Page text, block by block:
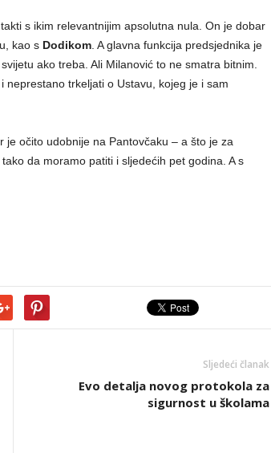
s ikim relevantnijim apsolutna nula. On je dobar
kao sDodikom. A glavna funkcija predsjednika je
ako treba. Ali Milanović to ne smatra bitnim.
neprestano trkeljati o Ustavu, kojeg je i sam
očito udobnije na Pantovčaku – a što je za
da moramo patiti i sljedećih pet godina. A s
Sljedeći članak
Evo detalja novog protokola za
sigurnost u školama